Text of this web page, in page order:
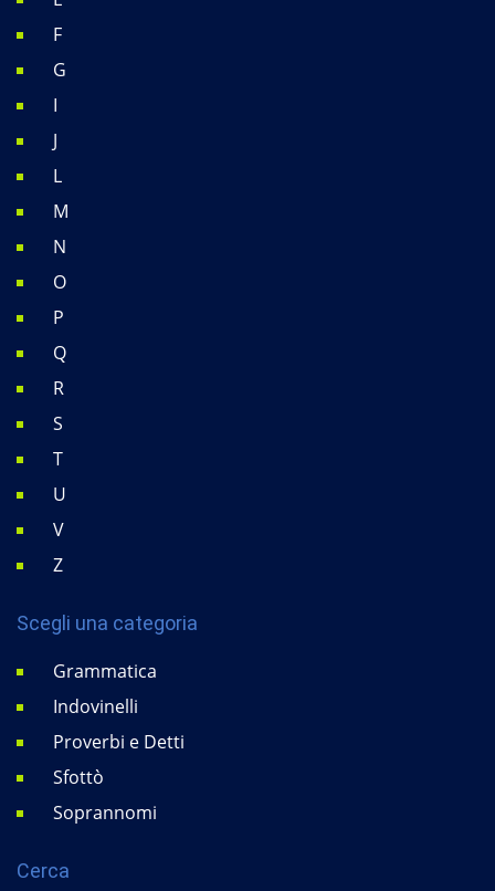
F
G
I
J
L
M
N
O
P
Q
R
S
T
U
V
Z
Scegli una categoria
Grammatica
Indovinelli
Proverbi e Detti
Sfottò
Soprannomi
Cerca